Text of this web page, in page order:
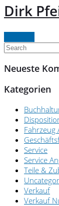
Dirk
Neueste
Kategorien
Fahrzeug
Service
Service
Teile &
Verkauf
Verkauf